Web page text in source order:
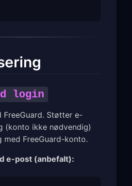
login
FreeGuard. Støtter e-
(konto ikke nødvendig)
med FreeGuard-konto.
e-post (anbefalt):